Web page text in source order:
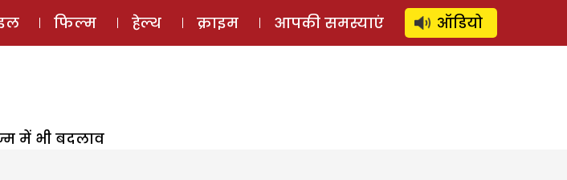
ई-मैगज़ीन ऑडियो स्टोरी लॉग इन ⚲ SUBSCRIBE
फिल्म हेल्थ क्राइम आपकी समस्याएं ऑडियो
में भी बदलाव